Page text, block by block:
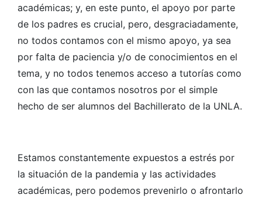
académicas; y, en este punto, el apoyo por parte
de los padres es crucial, pero, desgraciadamente,
no todos contamos con el mismo apoyo, ya sea
por falta de paciencia y/o de conocimientos en el
tema, y no todos tenemos acceso a tutorías como
con las que contamos nosotros por el simple
hecho de ser alumnos del Bachillerato de la UNLA.
Estamos constantemente expuestos a estrés por
la situación de la pandemia y las actividades
académicas, pero podemos prevenirlo o afrontarlo